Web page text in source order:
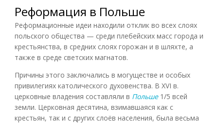
Реформация в Польше
Реформационные идеи находили отклик во всех слоях
польского общества — среди плебейских масс города и
крестьянства, в средних слоях горожан и в шляхте, а
также в среде светских магнатов.
Причины этого заключались в могуществе и особых
привилегиях католического духовенства. В XVI в.
церковные владения составляли в Польше1/5 всей
земли. Церковная десятина, взимавшаяся как с
крестьян, так и с других слоёв населения, была весьма